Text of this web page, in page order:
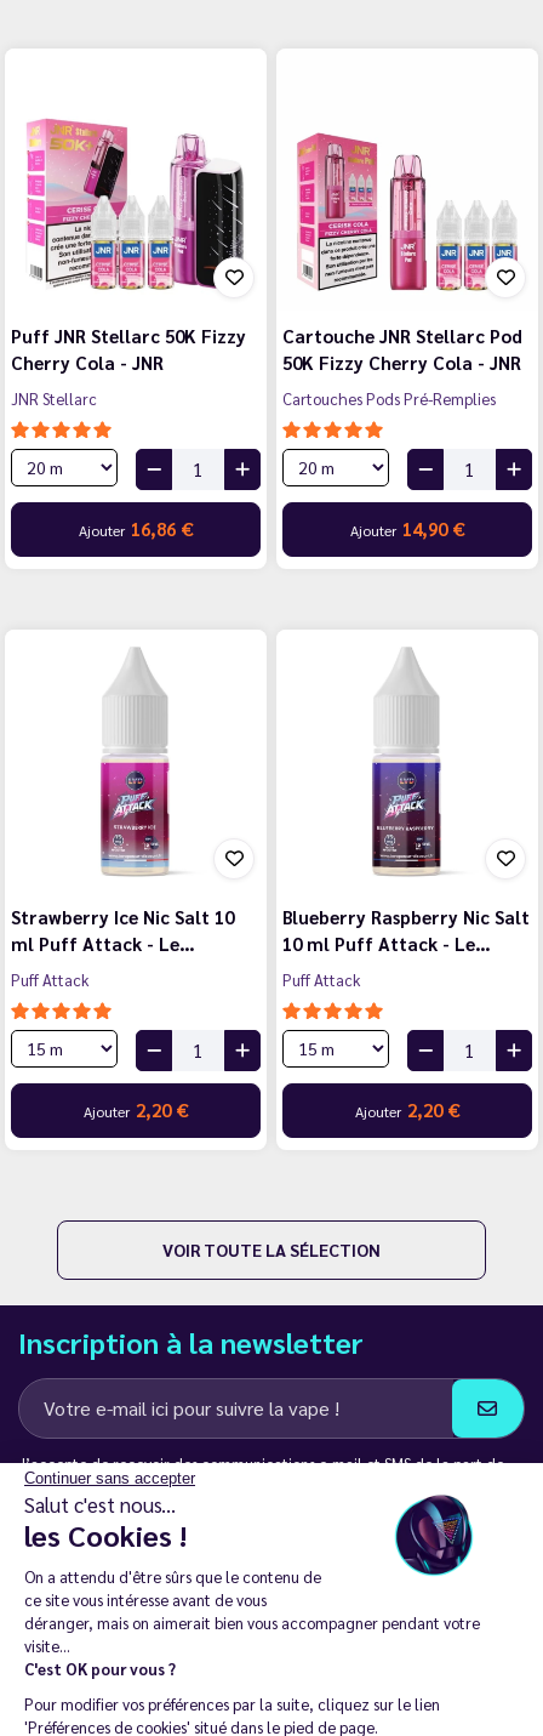
Continuer sans accepter
Salut c'est nous...
les Cookies !
On a attendu d'être sûrs que le contenu de
ce site vous intéresse avant de vous
déranger, mais on aimerait bien vous accompagner pendant votre
visite...
C'est OK pour vous ?
Pour modifier vos préférences par la suite, cliquez sur le lien
'Préférences de cookies' situé dans le pied de page.
Puff JNR Stellarc 50K Fizzy
Cherry Cola - JNR
JNR Stellarc
Ajouter 16,86 €
Cartouche JNR Stellarc Pod
50K Fizzy Cherry Cola - JNR
Cartouches Pods Pré-Remplies
Ajouter 14,90 €
Strawberry Ice Nic Salt 10
ml Puff Attack - Le…
Puff Attack
Ajouter 2,20 €
Blueberry Raspberry Nic Salt
10 ml Puff Attack - Le…
Puff Attack
Ajouter 2,20 €
VOIR TOUTE LA SÉLECTION
Inscription à la newsletter
J’accepte de recevoir des communications e-mail et SMS de la part de
LD Groupe
Restez en contact
La vente de cigarette électronique est interdite chez les moins de
18 ans. 🔞